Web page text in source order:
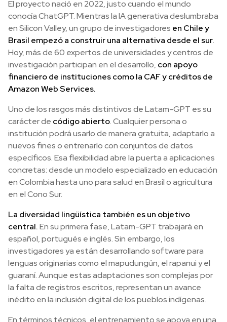
El proyecto nació en 2022, justo cuando el mundo
conocía ChatGPT. Mientras la IA generativa deslumbraba
en Silicon Valley, un grupo de investigadores en Chile y
Brasil empezó a construir una alternativa desde el sur.
Hoy, más de 60 expertos de universidades y centros de
investigación participan en el desarrollo, con apoyo
financiero de instituciones como la CAF y créditos de
Amazon Web Services.
Uno de los rasgos más distintivos de Latam-GPT es su
carácter de código abierto. Cualquier persona o
institución podrá usarlo de manera gratuita, adaptarlo a
nuevos fines o entrenarlo con conjuntos de datos
específicos. Esa flexibilidad abre la puerta a aplicaciones
concretas: desde un modelo especializado en educación
en Colombia hasta uno para salud en Brasil o agricultura
en el Cono Sur.
La diversidad lingüística también es un objetivo
central.En su primera fase, Latam-GPT trabajará en
español, portugués e inglés. Sin embargo, los
investigadores ya están desarrollando software para
lenguas originarias como el mapudungún, el rapanui y el
guaraní. Aunque estas adaptaciones son complejas por
la falta de registros escritos, representan un avance
inédito en la inclusión digital de los pueblos indígenas.
En términos técnicos, el entrenamiento se apoya en una